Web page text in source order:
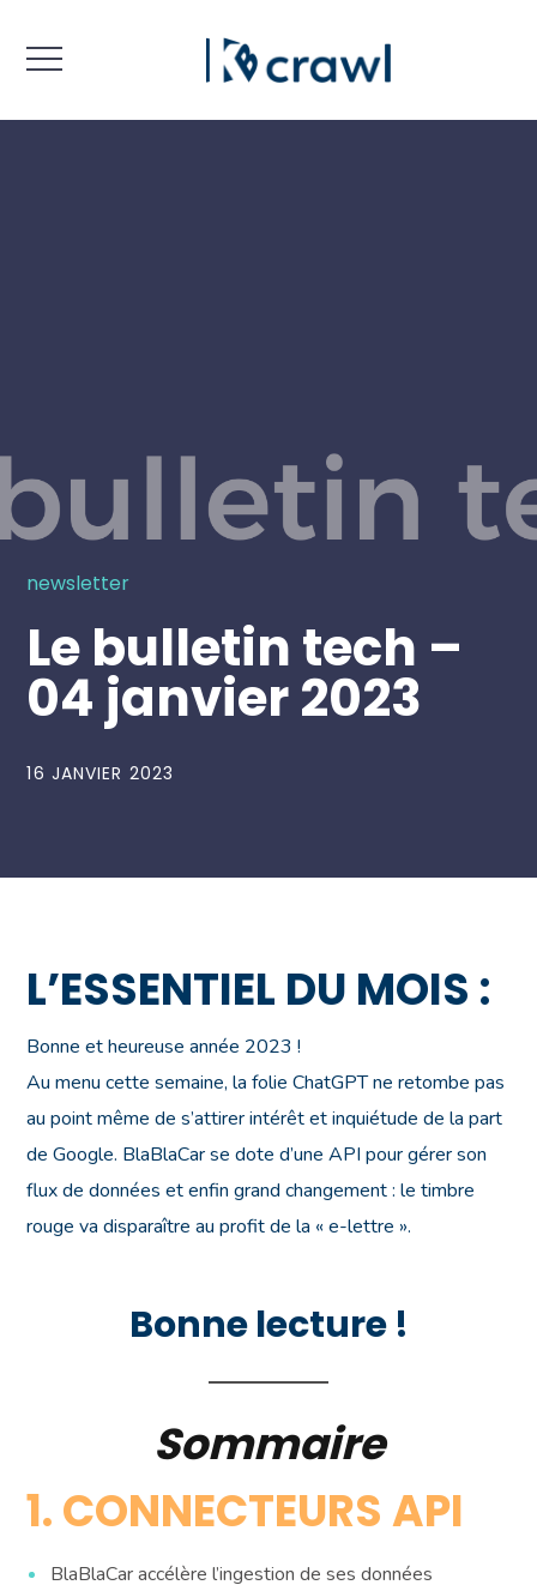
newsletter
Le bulletin tech –
04 janvier 2023
16 JANVIER 2023
L’ESSENTIEL DU MOIS :
Bonne et heureuse année 2023 !
Au menu cette semaine, la folie ChatGPT ne retombe pas
au point même de s’attirer intérêt et inquiétude de la part
de Google. BlaBlaCar se dote d’une API pour gérer son
flux de données et enfin grand changement : le timbre
rouge va disparaître au profit de la « e-lettre ».
Bonne lecture !
Sommaire
1. CONNECTEURS API
BlaBlaCar accélère l’ingestion de ses données